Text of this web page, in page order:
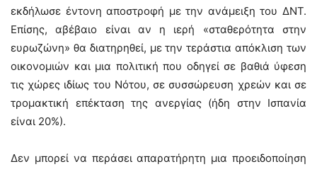
εκδήλωσε έντονη αποστροφή με την ανάμειξη του ΔΝΤ.
Επίσης, αβέβαιο είναι αν η ιερή «σταθερότητα στην
ευρωζώνη» θα διατηρηθεί, με την τεράστια απόκλιση των
οικονομιών και μια πολιτική που οδηγεί σε βαθιά ύφεση
τις χώρες ιδίως του Νότου, σε συσσώρευση χρεών και σε
τρομακτική επέκταση της ανεργίας (ήδη στην Ισπανία
είναι 20%).
Δεν μπορεί να περάσει απαρατήρητη μια προειδοποίηση